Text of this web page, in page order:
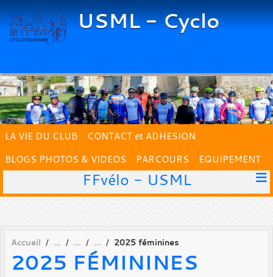
USML - Cyclo
LA VIE DU CLUB
CONTACT et ADHESION
BLOGS PHOTOS & VIDEOS
PARCOURS EQUIPEMENT
FFvélo - USML
Accueil 2025 féminines
2025 FÉMININES
Panneau de gestion des cookies